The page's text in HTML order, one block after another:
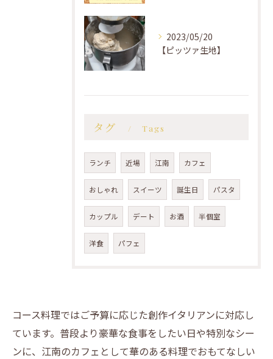
2023/05/20
【ピッツァ生地】
タグ Tags
ランチ 近場 江南 カフェ
おしゃれ スイーツ 誕生日 パスタ
カップル デート お酒 半個室
洋食 パフェ
コース料理ではご予算に応じた創作イタリアンに対応し
ています。普段より豪華な食事をしたい日や特別なシー
ンに、江南のカフェとして華のある料理でおもてなしい